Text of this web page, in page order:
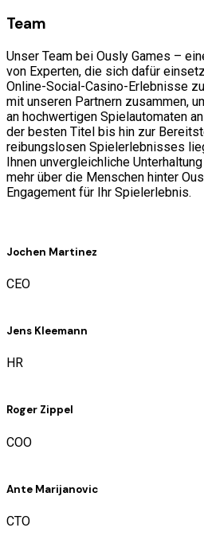
Team
Unser Team bei Ously Games –
von Experten, die sich dafür
Online-Social-Casino-Erlebnisse
mit unseren Partnern zusammen,
an hochwertigen Spielautomaten
der besten Titel bis hin zur
reibungslosen Spielerlebnisses
Ihnen unvergleichliche
mehr über die Menschen hinter
Engagement für Ihr Spielerlebnis.
Jochen Martinez
CEO
Jens Kleemann
HR
Roger Zippel
COO
Ante Marijanovic
CTO